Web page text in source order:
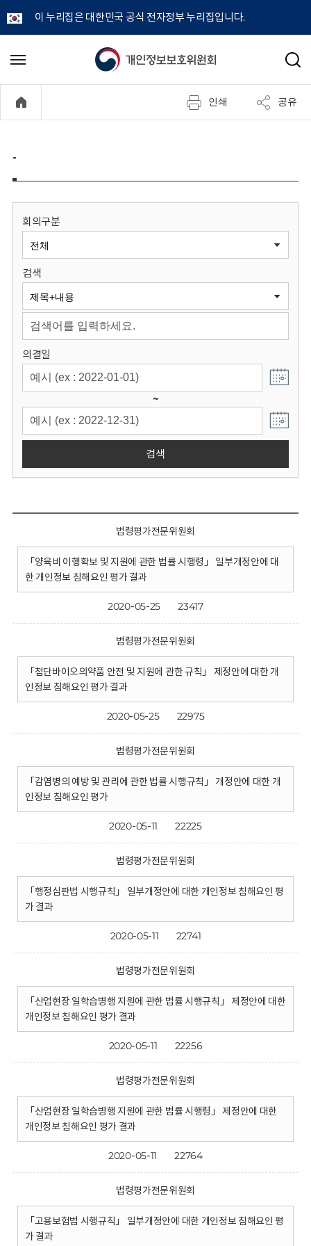
이 누리집은 대한민국 공식 전자정부 누리집입니다.
개
정
보
원
회
메
기
검
인쇄 공유
-
회의구분
검색
의결일
~
검색
법령평가전문위원회
「양육비 이행확보 및 지원에 관한 법률 시행령」 일부개정안에 대
한 개인정보 침해요인 평가 결과
2020-05-25 23417
법령평가전문위원회
「첨단바이오의약품 안전 및 지원에 관한 규칙」 제정안에 대한 개
인정보 침해요인 평가 결과
2020-05-25 22975
법령평가전문위원회
「감염병의 예방 및 관리에 관한 법률 시행규칙」 개정안에 대한 개
인정보 침해요인 평가
2020-05-11 22225
법령평가전문위원회
「행정심판법 시행규칙」 일부개정안에 대한 개인정보 침해요인 평
가 결과
2020-05-11 22741
법령평가전문위원회
「산업현장 일학습병행 지원에 관한 법률 시행규칙」 제정안에 대한
개인정보 침해요인 평가 결과
2020-05-11 22256
법령평가전문위원회
「산업현장 일학습병행 지원에 관한 법률 시행령」 제정안에 대한
개인정보 침해요인 평가 결과
2020-05-11 22764
법령평가전문위원회
「고용보험법 시행규칙」 일부개정안에 대한 개인정보 침해요인 평
가 결과